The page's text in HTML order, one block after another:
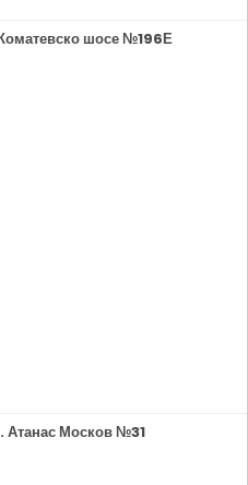
шосе №196Е
Атанас Москов №31